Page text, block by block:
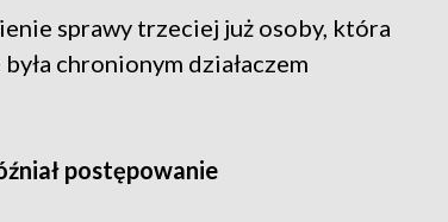
sprawy trzeciej już osoby, która
chronionym działaczem
postępowanie